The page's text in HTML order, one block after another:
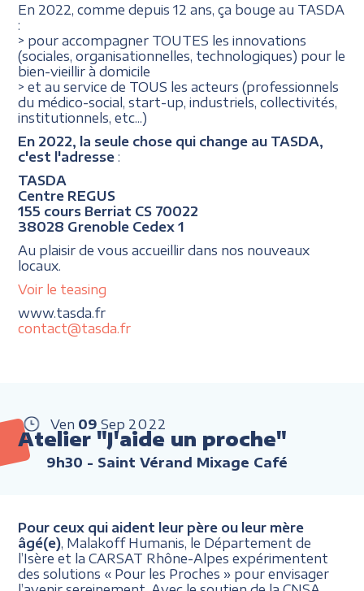
En 2022, comme depuis 12 ans, ça bouge au TASDA
:
> pour accompagner TOUTES les innovations
(sociales, organisationnelles, technologiques) pour le
bien-vieillir à domicile
> et au service de TOUS les acteurs (professionnels
du médico-social, start-up, industriels, collectivités,
institutionnels, etc...)
En 2022, la seule chose qui change au TASDA,
c'est l'adresse:
TASDA
Centre REGUS
155 cours Berriat CS 70022
38028 Grenoble Cedex 1
Au plaisir de vous accueillir dans nos nouveaux
locaux.
Voir le teasing
www.tasda.fr
contact@tasda.fr
Ven 09 Sep 2022
Atelier "J'aide un proche"
9h30 - Saint Vérand Mixage Café
Pour ceux qui aident leur père ou leur mère
âgé(e) , Malakoff Humanis, le Département de
l’Isère et la CARSAT Rhône-Alpes expérimentent
des solutions « Pour les Proches » pour envisager